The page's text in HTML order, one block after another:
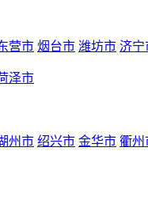
营市 烟台市 潍坊市 济宁
泽市
州市 绍兴市 金华市 衢州